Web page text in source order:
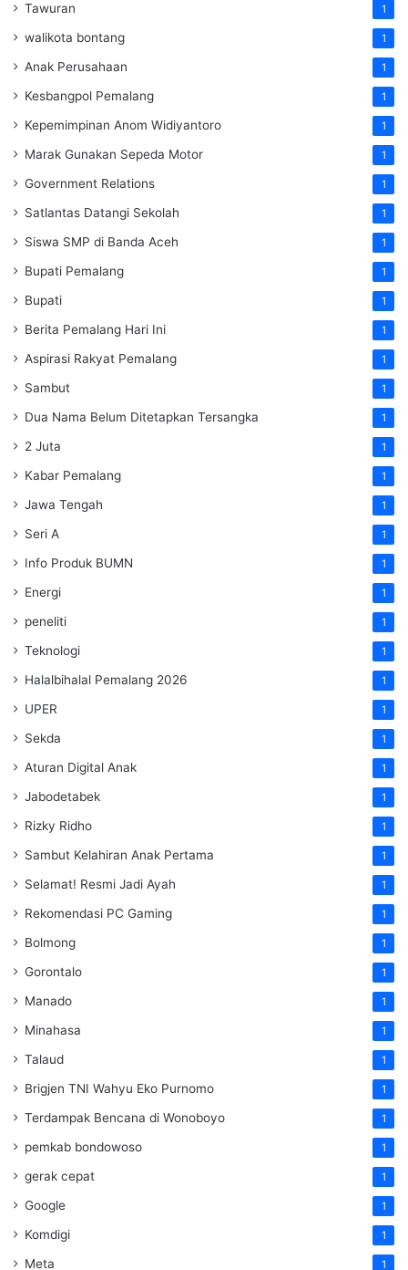
Tawuran 1
walikota bontang 1
Anak Perusahaan 1
Kesbangpol Pemalang 1
Kepemimpinan Anom Widiyantoro 1
Marak Gunakan Sepeda Motor 1
Government Relations 1
Satlantas Datangi Sekolah 1
Siswa SMP di Banda Aceh 1
Bupati Pemalang 1
Bupati 1
Berita Pemalang Hari Ini 1
Aspirasi Rakyat Pemalang 1
Sambut 1
Dua Nama Belum Ditetapkan Tersangka 1
2 Juta 1
Kabar Pemalang 1
Jawa Tengah 1
Seri A 1
Info Produk BUMN 1
Energi 1
peneliti 1
Teknologi 1
Halalbihalal Pemalang 2026 1
UPER 1
Sekda 1
Aturan Digital Anak 1
Jabodetabek 1
Rizky Ridho 1
Sambut Kelahiran Anak Pertama 1
Selamat! Resmi Jadi Ayah 1
Rekomendasi PC Gaming 1
Bolmong 1
Gorontalo 1
Manado 1
Minahasa 1
Talaud 1
Brigjen TNI Wahyu Eko Purnomo 1
Terdampak Bencana di Wonoboyo 1
pemkab bondowoso 1
gerak cepat 1
Google 1
Komdigi 1
Meta 1